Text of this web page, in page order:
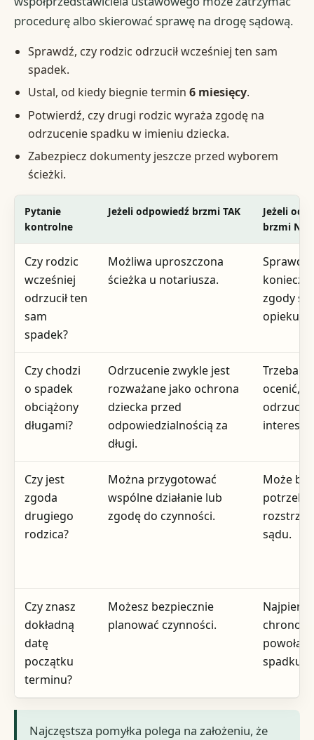
procedurę albo skierować sprawę na drogę sądową.
Sprawdź, czy rodzic odrzucił wcześniej ten sam
spadek.
Ustal, od kiedy biegnie termin 6 miesięcy.
Potwierdź, czy drugi rodzic wyraża zgodę na
odrzucenie spadku w imieniu dziecka.
Zabezpiecz dokumenty jeszcze przed wyborem
ścieżki.
Pytanie
kontrolne
Jeżeli odpowiedź brzmi TAK
Jeżeli
brzmi NIE
Czy rodzic
wcześniej
odrzucił ten
sam
spadek?
Możliwa uproszczona
ścieżka u notariusza.
Sprawdź
zgody
Czy chodzi
o spadek
obciążony
długami?
Odrzucenie zwykle jest
rozważane jako ochrona
dziecka przed
odpowiedzialnością za
długi.
Trzeba
ocenić,
interesie
Czy jest
zgoda
drugiego
rodzica?
Można przygotować
wspólne działanie lub
zgodę do czynności.
Może być
sądu.
Czy znasz
dokładną
datę
początku
terminu?
Możesz bezpiecznie
planować czynności.
spadku.
Najczęstsza pomyłka polega na założeniu, że